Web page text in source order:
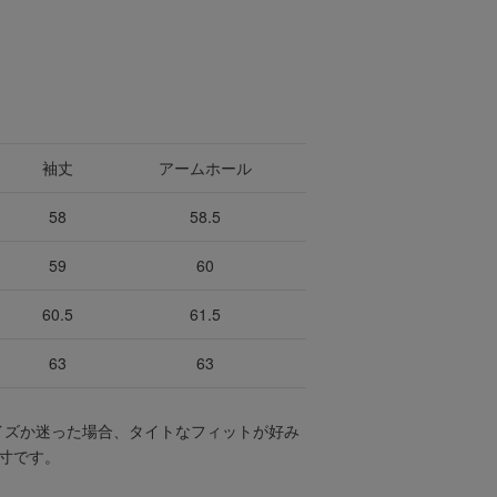
袖丈 アームホール
58 58.5
59 60
60.5 61.5
63 63
か迷った場合、タイトなフィットが好み
です。